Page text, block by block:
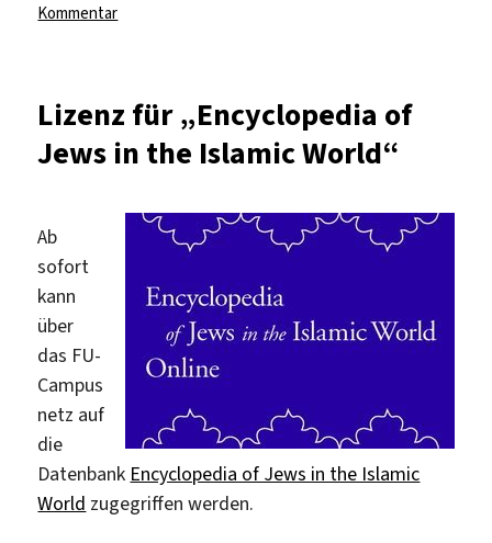
Kommentarzu
neue
Nationallizenzen
Lizenz für „Encyclopedia of
Jews in the Islamic World“
Ab
sofort
kann
über
das FU-
Campus
netz auf
die
Datenbank Encyclopedia of Jews in the Islamic
World zugegriffen werden.